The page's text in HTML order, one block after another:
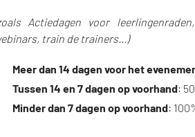
Actiedagen voor
train de trainers…)
Meer dan 14 dagen voor het
Tussen 14 en 7 dagen op voorhand:
Minder dan 7 dagen op voorhand: